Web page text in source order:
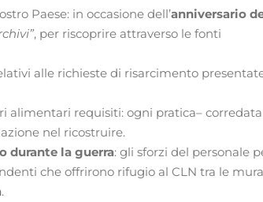
Paese: in occasione dell’anniversario
, per riscoprire attraverso le fonti
alle richieste di risarcimento
alimentari requisiti: ogni pratica–
nel ricostruire.
durante la guerra: gli sforzi del personale
che offrirono rifugio al CLN tra le mura
.